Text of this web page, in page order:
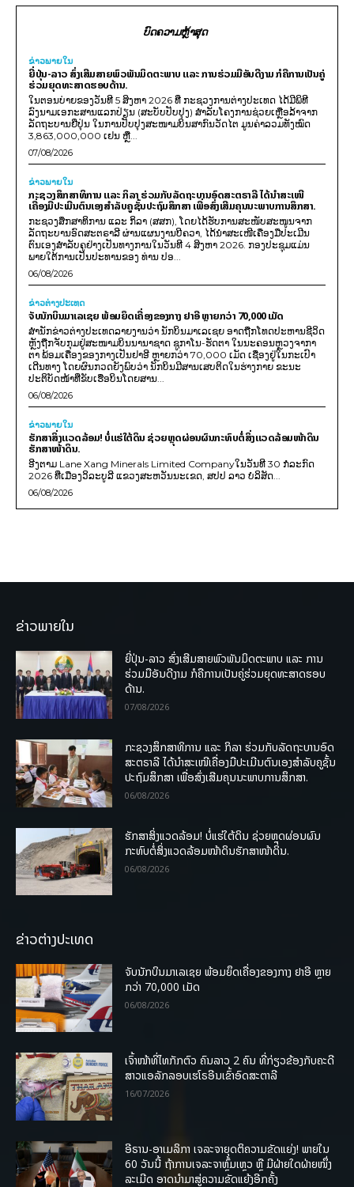
ບົດຄວາມຫຼ້າສຸດ
ຂ່າວພາຍ​ໃນ
ຍີ່ປຸ່ນ-ລາວ ສົ່ງເສີມສາຍພົວພັນມິດຕະພາບ ແລະ ການຮ່ວມມືອັນດີງາມ ກໍຄືການເປັນຄູ່
ຮ່ວມຍຸດທະສາດຮອບດ້ານ.
ໃນຕອນບ່າຍຂອງວັນທີ 5 ສິງຫາ 2026 ທີ່ ກະຊວງການຕ່າງປະເທດ ໄດ້ມີພິທີ
ລົງນາມເອກະສານແລກປ່ຽນ (ສະບັບປັບປຸງ) ສໍາລັບໂຄງການຊ່ວຍເຫຼືອລ້າຈາກ
ລັດຖະບານຍີ່ປຸ່ນ ໃນການປັບປຸງສະໜາມບິນສາກົນວັດໄຕ ມູນຄ່າລວມທັງໝົດ
3,863,000,000 ເຢນ ຫຼື...
07/08/2026
ຂ່າວພາຍ​ໃນ
ກະຊວງສຶກສາທິການ ແລະ ກິລາ ຮ່ວມກັບລັດຖະບານອົດສະຕຣາລີ ໄດ້ນຳສະເໜີ
ເຄື່ອງມືປະເມີນຕົນເອງສຳລັບຄູຊັ້ນປະຖົມສຶກສາ ເພື່ອສົ່ງເສີມຄຸນນະພາບການສຶກສາ.
ກະຊວງສຶກສາທິການ ແລະ ກິລາ (ສສກ), ໂດຍໄດ້ຮັບການສະໜັບສະໜູນຈາກ
ລັດຖະບານອົດສະຕຣາລີ ຜ່ານແຜນງານບີຄວາ, ໄດ້ນຳສະເໜີເຄື່ອງມືປະເມີນ
ຕົນເອງສຳລັບຄູຢ່າງເປັນທາງການໃນວັນທີ 4 ສິງຫາ 2026. ກອງປະຊຸມແມ່ນ
ພາຍໃຕ້ການເປັນປະທານຂອງ ທ່ານ ປອ...
06/08/2026
ຂ່າວຕ່າງປະເທດ
ຈັບນັກບິນມາເລເຊຍ ພ້ອມຍຶດເຄື່ອງຂອງກາງ ຢາອີ ຫຼາຍກວ່າ 70,000 ເມັດ
ສຳນັກຂ່າວຕ່າງປະເທດລາຍງານວ່າ ນັກບິນມາເລເຊຍ ອາດຖືກໂທດປະຫານຊີວິດ
ຫຼັງຖືກຈັບກຸມຢູ່ສະໜາມບິນນານາຊາດ ຊູກາໂນ-ຮັດຕາ ໃນນະຄອນຫຼວງຈາກາ
ຕາ ພ້ອມເຄື່ອງຂອງກາງເປັນຢາອີ ຫຼາຍກວ່າ 70,000 ເມັດ ເຊື່ອງຢູ່ໃນກະເປົາ
ເດີນທາງ ໂດຍຜົນກວດຍັງພົບວ່າ ນັກບິນມີສານເສບຕິດໃນຮ່າງກາຍ ຂະນະ
ປະຕິບັດໜ້າທີ່ຂັບເຮືອບິນໂດຍສານ...
06/08/2026
ຂ່າວພາຍ​ໃນ
ຮັກສາສິ່ງແວດລ້ອມ! ບໍ່ແຮ່ໃຕ້ດິນ ຊ່ວຍຫຼຸດຜ່ອນຜົນກະທົບຕໍ່ສິ່ງແວດລ້ອມໜ້າດິນ
ຮັກສາໜ້າດິນ.
ອີງຕາມ Lane Xang Minerals Limited Companyໃນວັນທີ 30 ກໍລະກົດ
2026 ທີ່ເມືອງວິລະບູລີ ແຂວງສະຫວັນນະເຂດ, ສປປ ລາວ ບໍລິສັດ...
06/08/2026
ຂ່າວພາຍໃນ
ຍີ່ປຸ່ນ-ລາວ ສົ່ງເສີມສາຍພົວພັນມິດຕະພາບ ແລະ ການ
ຮ່ວມມືອັນດີງາມ ກໍຄືການເປັນຄູ່ຮ່ວມຍຸດທະສາດຮອບ
ດ້ານ.
07/08/2026
ກະຊວງສຶກສາທິການ ແລະ ກິລາ ຮ່ວມກັບລັດຖະບານອົດ
ສະຕຣາລີ ໄດ້ນຳສະເໜີເຄື່ອງມືປະເມີນຕົນເອງສຳລັບຄູຊັ້ນ
ປະຖົມສຶກສາ ເພື່ອສົ່ງເສີມຄຸນນະພາບການສຶກສາ.
06/08/2026
ຮັກສາສິ່ງແວດລ້ອມ! ບໍ່ແຮ່ໃຕ້ດິນ ຊ່ວຍຫຼຸດຜ່ອນຜົນ
ກະທົບຕໍ່ສິ່ງແວດລ້ອມໜ້າດິນຮັກສາໜ້າດິນ.
06/08/2026
ຂ່າວຕ່າງປະເທດ
ຈັບນັກບິນມາເລເຊຍ ພ້ອມຍຶດເຄື່ອງຂອງກາງ ຢາອີ ຫຼາຍ
ກວ່າ 70,000 ເມັດ
06/08/2026
ເຈົ້າໜ້າທີ່ໄທກັກຕົວ ຄົນລາວ 2 ຄົນ ທີ່ກ່ຽວຂ້ອງກັບຄະດີ
ສາວແອລັກລອບເຮໂຣອີນເຂົ້າອົດສະຕາລີ
16/07/2026
ອີຣານ-ອາເມລິກາ ເຈລະຈາຍຸດຕິຄວາມຂັດແຍ່ງ! ພາຍໃນ
60 ວັນນີ້ ຖ້າການເຈລະຈາຫຼົ້ມເຫຼວ ຫຼື ມີຝ່າຍໃດຝ່າຍໜຶ່ງ
ລະເມີດ ອາດນໍາມາສູ່ຄວາມຂັດແຍ້ງອີກຄັ້ງ